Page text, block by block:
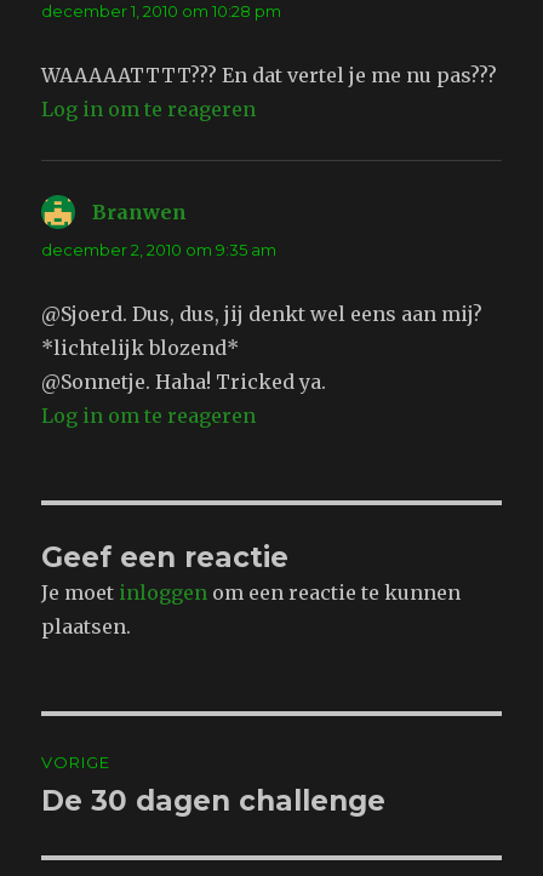
december 1, 2010 om 10:28 pm
WAAAAATTTT??? En dat vertel je me nu pas???
Log in om te reageren
Branwen
december 2, 2010 om 9:35 am
@Sjoerd. Dus, dus, jij denkt wel eens aan mij?
*lichtelijk blozend*
@Sonnetje. Haha! Tricked ya.
Log in om te reageren
Geef een reactie
Je moet inloggen om een reactie te kunnen
plaatsen.
navigatie
VORIGE
Vorig
De 30 dagen challenge